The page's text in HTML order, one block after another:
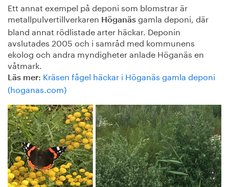
Ett annat exempel på deponi som blomstrar är
metallpulvertillverkaren Höganäs gamla deponi, där
bland annat rödlistade arter häckar. Deponin
avslutades 2005 och i samråd med kommunens
ekolog och andra myndigheter anlade Höganäs en
våtmark.
Läs mer: Kräsen fågel häckar i Höganäs gamla deponi
(hoganas.com)